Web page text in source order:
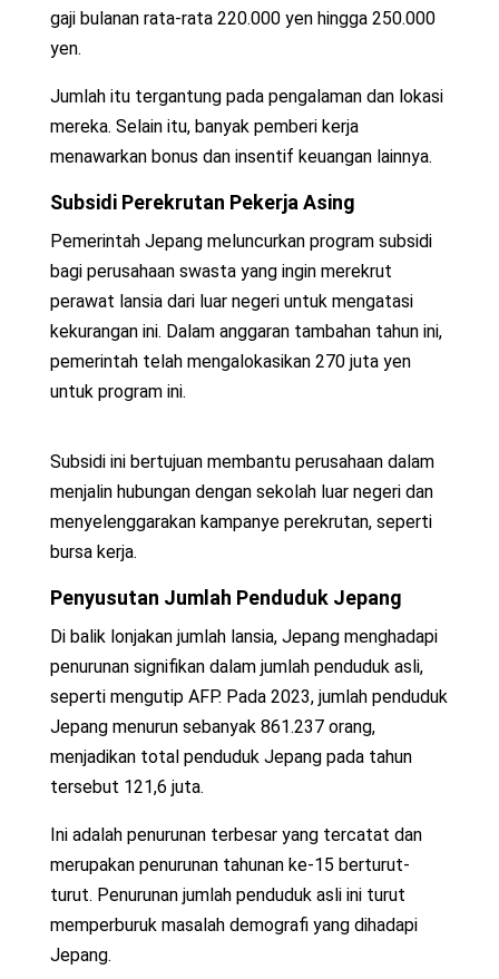
gaji bulanan rata-rata 220.000 yen hingga 250.000
yen.
Jumlah itu tergantung pada pengalaman dan lokasi
mereka. Selain itu, banyak pemberi kerja
menawarkan bonus dan insentif keuangan lainnya.
Subsidi Perekrutan Pekerja Asing
Pemerintah Jepang meluncurkan program subsidi
bagi perusahaan swasta yang ingin merekrut
perawat lansia dari luar negeri untuk mengatasi
kekurangan ini. Dalam anggaran tambahan tahun ini,
pemerintah telah mengalokasikan 270 juta yen
untuk program ini.
Subsidi ini bertujuan membantu perusahaan dalam
menjalin hubungan dengan sekolah luar negeri dan
menyelenggarakan kampanye perekrutan, seperti
bursa kerja.
Penyusutan Jumlah Penduduk Jepang
Di balik lonjakan jumlah lansia, Jepang menghadapi
penurunan signifikan dalam jumlah penduduk asli,
seperti mengutip AFP. Pada 2023, jumlah penduduk
Jepang menurun sebanyak 861.237 orang,
menjadikan total penduduk Jepang pada tahun
tersebut 121,6 juta.
Ini adalah penurunan terbesar yang tercatat dan
merupakan penurunan tahunan ke-15 berturut-
turut. Penurunan jumlah penduduk asli ini turut
memperburuk masalah demografi yang dihadapi
Jepang.